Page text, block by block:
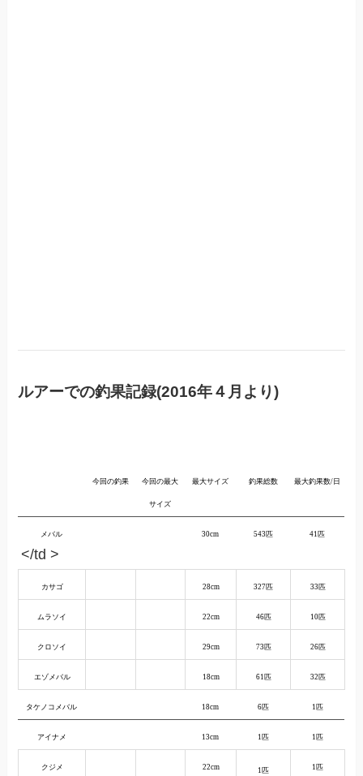
ルアーでの釣果記録(2016年４月より)
今回の釣果 今回の最大
サイズ
最大サイズ 釣果総数 最大釣果数/日
メバル
</td >
30cm 543匹 41匹
カサゴ 28cm 327匹 33匹
ムラソイ 22cm 46匹 10匹
クロソイ 29cm 73匹 26匹
エゾメバル 18cm 61匹 32匹
タケノコメバル 18cm 6匹 1匹
アイナメ 13cm 1匹 1匹
クジメ 22cm 1匹 1匹